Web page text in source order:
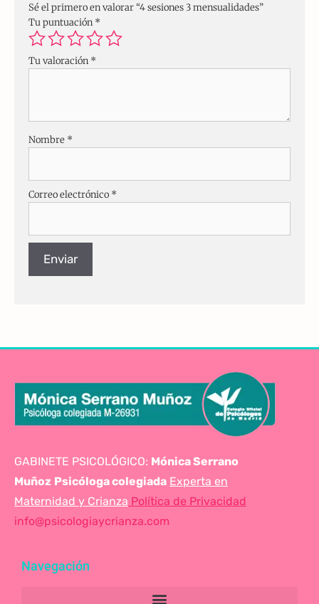
Sé el primero en valorar “4 sesiones 3 mensualidades”
Tu puntuación *
Tu valoración *
Nombre *
Correo electrónico *
GABINETE PSICOLÓGICO: Mónica Serrano
Muñoz Psicóloga colegiada Experta en
Maternidad y Crianza Política de Privacidad
info@psicologiaycrianza.com
Navegación